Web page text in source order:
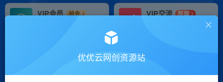
VIP会员
抢先
VIP交流
群聊
研究探讨更多创业项目路子。
会员专属推广链接优优云网创资源站